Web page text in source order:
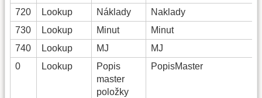
720
Lookup Náklady
Naklady
730
Lookup Minut
Minut
740
Lookup MJ
MJ
0
Lookup
Popis
master
položky
PopisMaster